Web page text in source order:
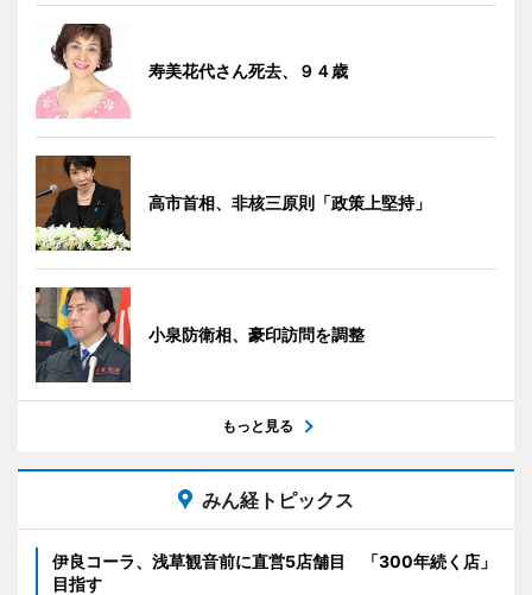
寿美花代さん死去、９４歳
高市首相、非核三原則「政策上堅持」
小泉防衛相、豪印訪問を調整
もっと見る
みん経トピックス
伊良コーラ、浅草観音前に直営5店舗目 「300年続く店」
目指す